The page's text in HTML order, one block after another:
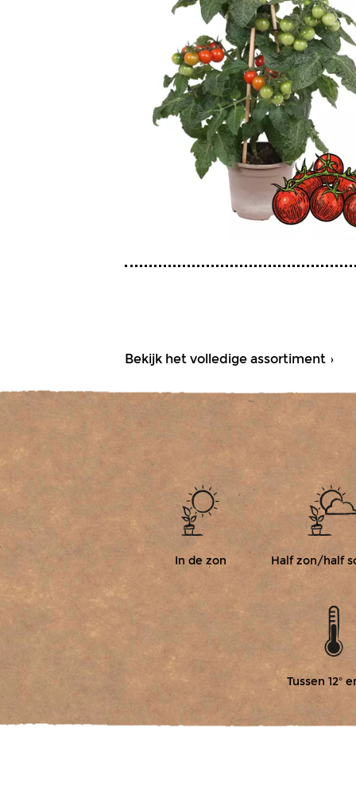
Bekijk het volledige assortiment
In de zon Half zon/half
Tussen 12º